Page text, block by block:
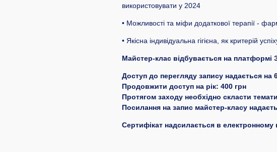
використовувати у 2024
• Можливості та міфи додаткової терапії -
• Якісна індивідуальна гігієна, як критерій
Майстер-клас відбувається на платформі
Доступ до перегляду запису надається на
Продовжити доступ на рік: 400 грн
Протягом заходу необхідно скласти
Посилання на запис майстер-класу
Сертифікат надсилається в електронному